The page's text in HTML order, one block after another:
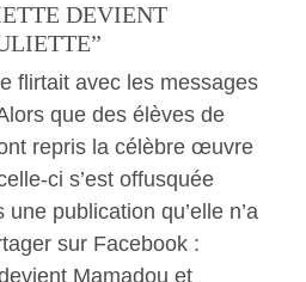
DEVIENT
flirtait avec les messages
que des élèves de
repris la célèbre œuvre
ci s’est offusquée
publication qu’elle n’a
sur Facebook :
Mamadou et